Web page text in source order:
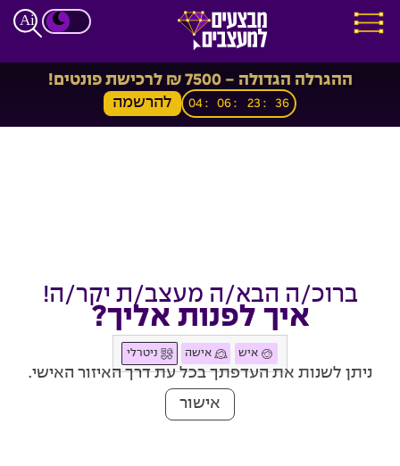
ההגרלה הגדולה - 7500 ₪ לרכישת פונטים!
04 06 23 34 להרשמה
ברוכ/ה הבא/ה מעצב/ת יקר/ה!
איך לפנות אליך?
איש אישה ניטרלי
ניתן לשנות את העדפתך בכל עת דרך האיזור האישי.
אישור